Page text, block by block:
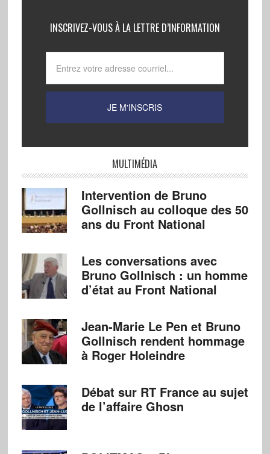
INSCRIVEZ-VOUS À LA LETTRE D’INFORMATION
MULTIMÉDIA
Intervention de Bruno
Gollnisch au colloque des 50
ans du Front National
Les conversations avec
Bruno Gollnisch : un homme
d’état au Front National
Jean-Marie Le Pen et Bruno
Gollnisch rendent hommage
à Roger Holeindre
Débat sur RT France au sujet
de l’affaire Ghosn